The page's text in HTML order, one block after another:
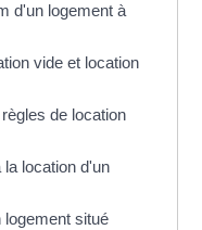
d'un logement à
vide et location
de location
la location d'un
logement situé